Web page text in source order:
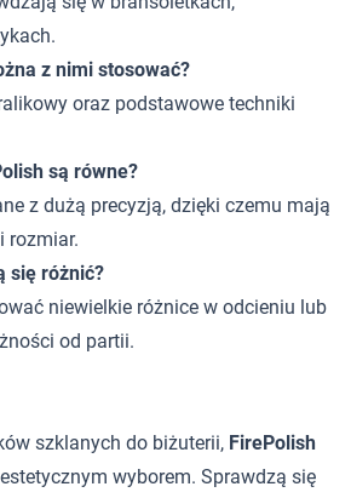
z nimi stosować?
oraz podstawowe techniki
są równe?
z dużą precyzją, dzięki czemu mają
rozmiar.
się różnić?
niewielkie różnice w odcieniu lub
od partii.
szklanych do biżuterii, FirePolish
wyborem. Sprawdzą się